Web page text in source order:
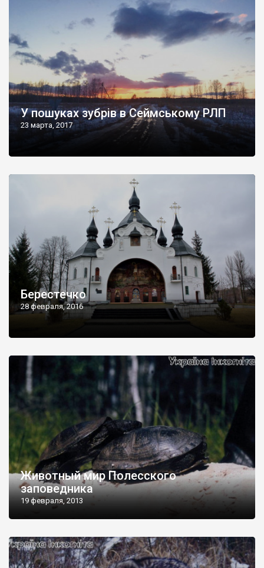
У пошуках зубрів в Сеймському РЛП
23 марта, 2017
Берестечко
28 февраля, 2016
Животный мир Полесского
заповедника
19 февраля, 2013